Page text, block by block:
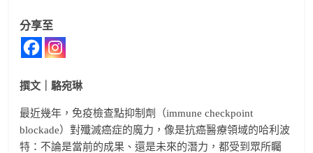
分享至
撰文｜駱宛琳
最近幾年，免疫檢查點抑制劑（immune checkpoint
blockade）對殲滅癌症的魔力，像是抗癌醫療領域的哈利波
特：不論是當前的成果、還是未來的潛力，都受到眾所矚